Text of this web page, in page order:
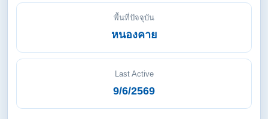
พื้นที่ปัจจุบัน
หนองคาย
Last Active
9/6/2569